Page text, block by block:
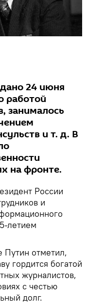
24 июня
работой
занималось
и т. д. В
на фронте.
России
и
летием
Путин отметил,
гордится богатой
журналистов,
с честью
долг.